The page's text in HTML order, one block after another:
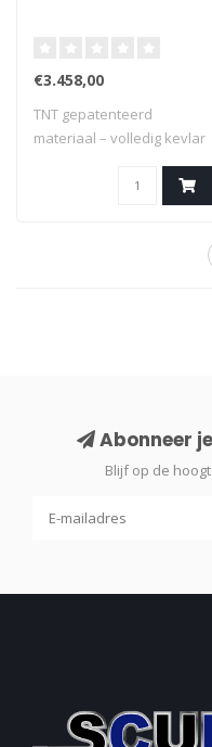
€3.458,00
TNT gepatenteerd
materiaal – volledig kevlar
Abonneer
Blijf op de